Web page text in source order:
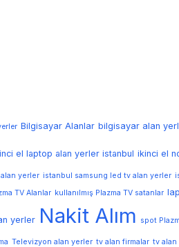
Bilgisayar Alanlar bilgisayar alan
el laptop alan yerler istanbul ikinci el
yerler istanbul samsung led tv alan yerler
TV Alanlar kullanılmış Plazma TV satanlar
yerler Nakit Alım spot
Televizyon alan yerler tv alan firmalar tv alan